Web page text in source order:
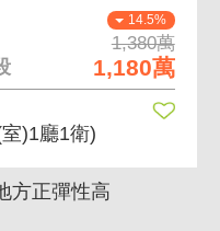
14.5%
1,380萬
1,180萬
)1廳1衛)